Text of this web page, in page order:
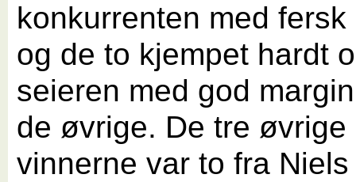
konkurrenten med
og de to kjempet hardt
seieren med god
de øvrige. De tre øvrige
vinnerne var to fra Niels